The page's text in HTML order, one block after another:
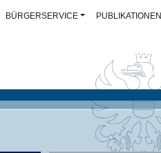
BÜRGERSERVICE PUBLIKATIONEN